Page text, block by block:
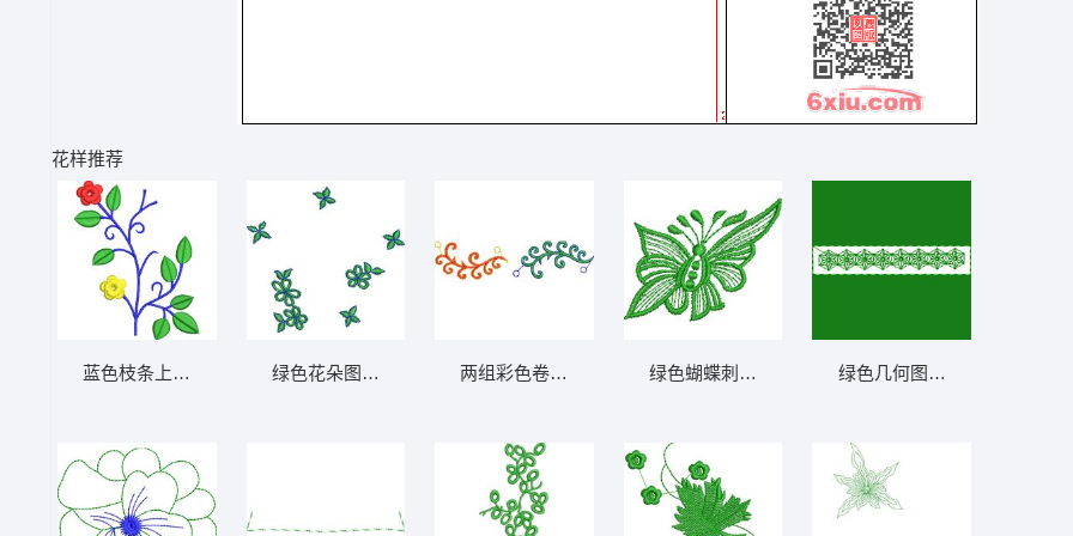
花样推荐
蓝色枝条上的花朵图案 免费小花系列5千针以绿色花朵图案装饰图 免费小花系列5千针以下两组彩色卷曲装饰图案 免费小花系列5千针以绿色蝴蝶刺绣图案 免费小花系列5千针以下
绿色几何图案装饰带 免费小